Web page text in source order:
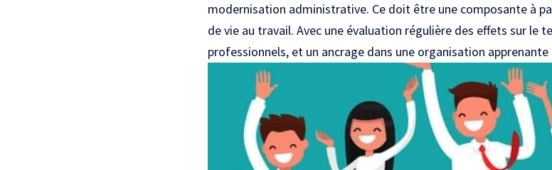
modernisation administrative. Ce doit être une composante à
de vie au travail. Avec une évaluation régulière des effets sur le
professionnels, et un ancrage dans une organisation